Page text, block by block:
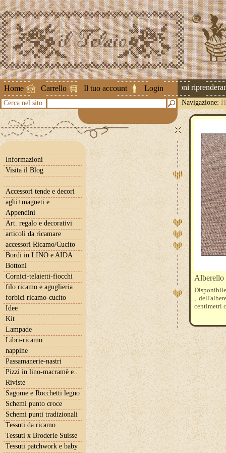
Home Carrello Il tuo account Login
Attenzione ! Le spedizioni
Cerca nel sito Navigazione:
Informazioni
Visita il Blog
Accessori tende e decori
aghi+magneti e..
Appendini
Art. regalo e decorativi
articoli da ricamare
accessori Ricamo/Cucito
Bordi in LINO e AIDA
Bottoni
Cornici-telaietti-fiocchi
filo ricamo e aguglieria
forbici ricamo-cucito
Idee
Kit
Lampade
Libri-ricamo
nappine
Passamanerie-nastri
Pizzi in lino-macramè e..
Riviste
Sagome e Rocchetti legno
Schemi punto croce
Schemi punti tradizionali
Tessuti da ricamo
Tessuti x Broderie Suisse
Tessuti patchwork e baby
Alberello
,
centimetri